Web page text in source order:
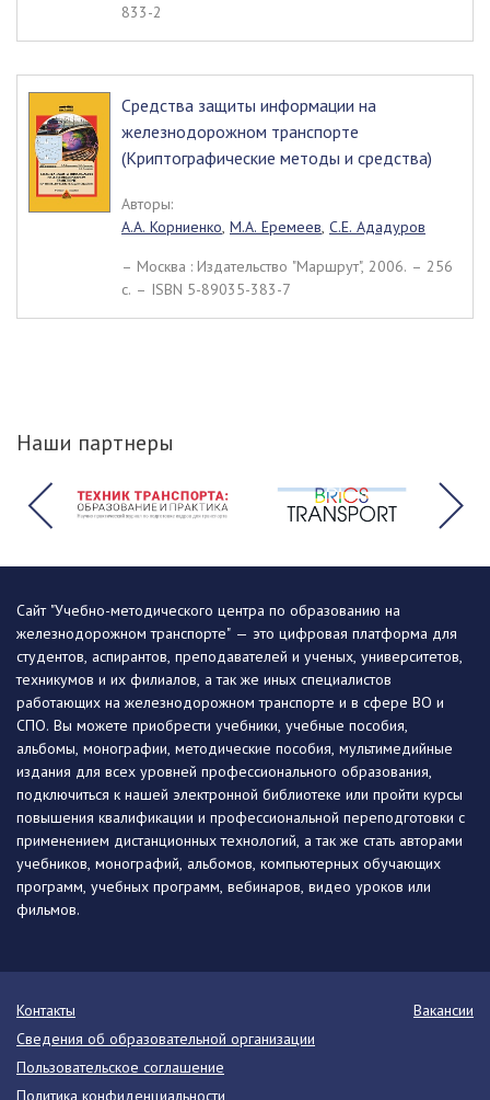
833-2
Средства защиты информации на
железнодорожном транспорте
(Криптографические методы и средства)
Авторы:
А.А. Корниенко, М.А. Еремеев, С.Е. Ададуров
– Москва : Издательство "Маршрут", 2006. – 256
c. – ISBN 5-89035-383-7
Наши партнеры
Сайт "Учебно-методического центра по образованию на
железнодорожном транспорте" — это цифровая платформа для
студентов, аспирантов, преподавателей и ученых, университетов,
техникумов и их филиалов, а так же иных специалистов
работающих на железнодорожном транспорте и в сфере ВО и
СПО. Вы можете приобрести учебники, учебные пособия,
альбомы, монографии, методические пособия, мультимедийные
издания для всех уровней профессионального образования,
подключиться к нашей электронной библиотеке или пройти курсы
повышения квалификации и профессиональной переподготовки с
применением дистанционных технологий, а так же стать авторами
учебников, монографий, альбомов, компьютерных обучающих
программ, учебных программ, вебинаров, видео уроков или
фильмов.
Контакты
Вакансии
Сведения об образовательной организации
Пользовательское соглашение
Политика конфиденциальности